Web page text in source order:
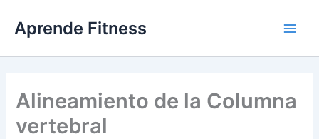
contenido
Aprende Fitness
Alineamiento de la Columna
vertebral